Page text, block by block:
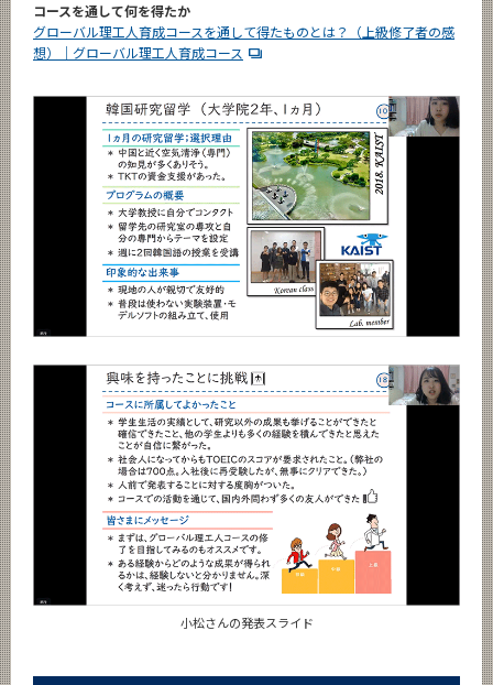
コースを通して何を得たか
グローバル理工人育成コースを通して得たものとは？（上級修了者の感
想）｜グローバル理工人育成コース
小松さんの発表スライド